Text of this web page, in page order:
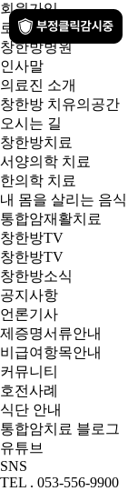
회원가입
로그인
창한방병원
인사말
의료진 소개
창한방 치유의공간
오시는 길
창한방치료
서양의학 치료
한의학 치료
내 몸을 살리는 음식
통합암재활치료
창한방TV
창한방TV
창한방소식
공지사항
언론기사
제증명서류안내
비급여항목안내
커뮤니티
호전사례
식단 안내
통합암치료 블로그
유튜브
SNS
TEL . 053-556-9900